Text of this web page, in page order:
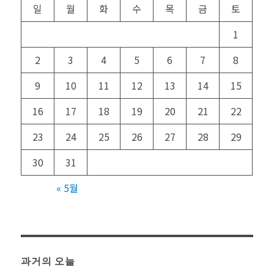
일 월 화 수 목 금
토
1
2
3 4 5 6 7
8
9
10 11 12 13 14
15
16
17 18 19 20 21
22
23
24 25 26 27 28
29
30
31
« 5월
과거의 오늘